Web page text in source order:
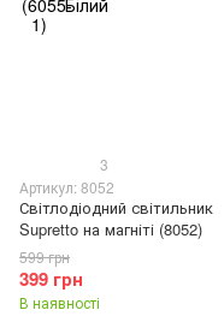
3
Артикул: 8052
Світлодіодний світильник
Supretto на магніті (8052)
399 грн
599 грн
В наявності